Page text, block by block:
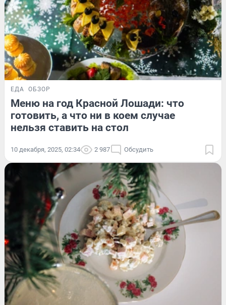
ЕДА ОБЗОР
Меню на год Красной Лошади: что
готовить, а что ни в коем случае
нельзя ставить на стол
10 декабря, 2025, 02:34 2 987 Обсудить